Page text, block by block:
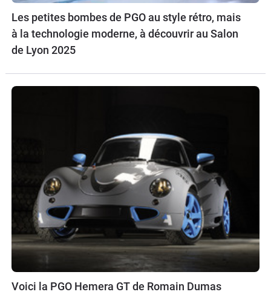
Les petites bombes de PGO au style rétro, mais
à la technologie moderne, à découvrir au Salon
de Lyon 2025
Voici la PGO Hemera GT de Romain Dumas